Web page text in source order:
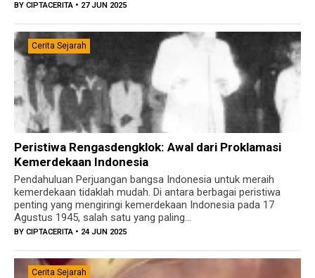
BY CIPTACERITA • 27 JUN 2025
Cerita Sejarah
Peristiwa Rengasdengklok: Awal dari Proklamasi
Kemerdekaan Indonesia
Pendahuluan Perjuangan bangsa Indonesia untuk meraih
kemerdekaan tidaklah mudah. Di antara berbagai peristiwa
penting yang mengiringi kemerdekaan Indonesia pada 17
Agustus 1945, salah satu yang paling...
BY CIPTACERITA • 24 JUN 2025
Cerita Sejarah